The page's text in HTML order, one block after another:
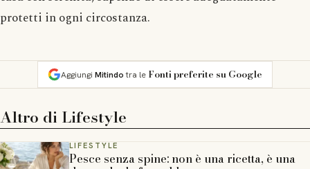
protetti in ogni circostanza.
Aggiungi Mitindotra le Fonti preferite su Google
Altro di Lifestyle
LIFESTYLE
Pesce senza spine: non è una ricetta, è una